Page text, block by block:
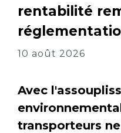
rentabilité
10 août 2026
Avec
transporteurs